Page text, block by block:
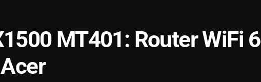
MT401: Router WiFi 6